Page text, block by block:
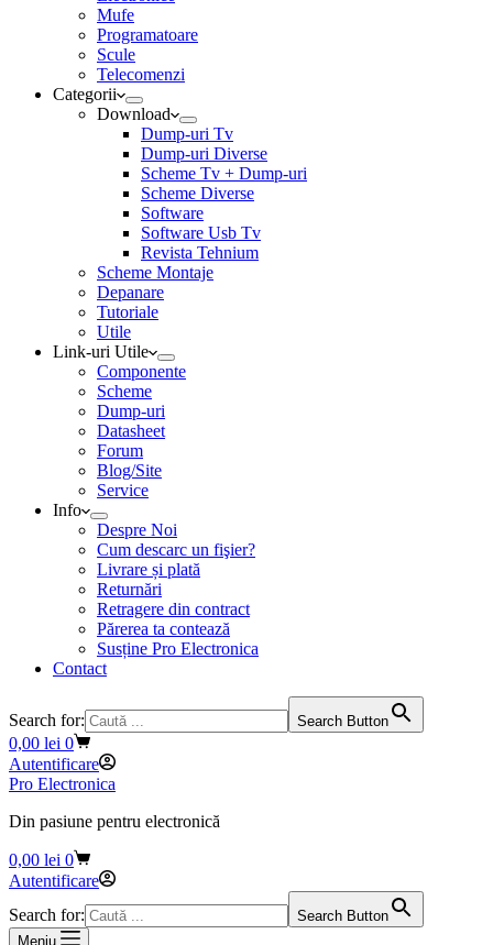
Mufe
Programatoare
Scule
Telecomenzi
Categorii
Download
Dump-uri Tv
Dump-uri Diverse
Scheme Tv + Dump-uri
Scheme Diverse
Software
Software Usb Tv
Revista Tehnium
Scheme Montaje
Depanare
Tutoriale
Utile
Link-uri Utile
Componente
Scheme
Dump-uri
Datasheet
Forum
Blog/Site
Service
Info
Despre Noi
Cum descarc un fişier?
Livrare și plată
Returnări
Retragere din contract
Părerea ta contează
Susține Pro Electronica
Contact
Search for: Search Button
Coș
de
cumpărături
0,00 lei 0
Autentificare
Pro Electronica
Din pasiune pentru electronică
Coș
de
0,00 lei 0
Autentificare
Search for:
Search Button
Meniu